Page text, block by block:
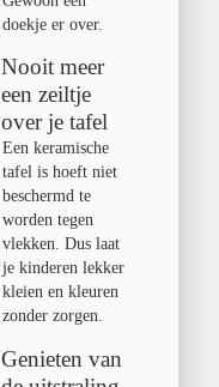
doekje er over.
Nooit meer
een zeiltje
over je tafel
Een keramische
tafel is hoeft niet
beschermd te
worden tegen
vlekken. Dus laat
je kinderen lekker
kleien en kleuren
zonder zorgen.
Genieten van